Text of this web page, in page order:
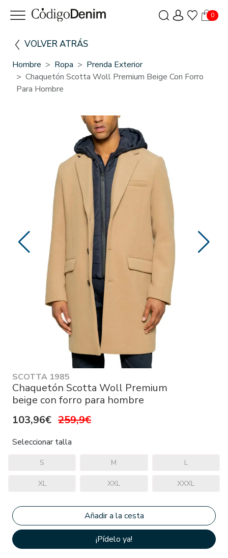
0
VOLVER ATRÁS
Hombre Ropa
Prenda Exterior
Chaquetón Scotta Woll Premium Beige Con Forro
Para Hombre
SCOTTA 1985
Chaquetón Scotta Woll Premium
beige con forro para hombre
103,96€ 259,9€
Seleccionar talla
S M L
XL XXL XXXL
¡Pídelo ya!